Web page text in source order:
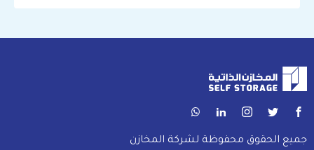
جميع الحقوق محفوظة لشركة المخازن